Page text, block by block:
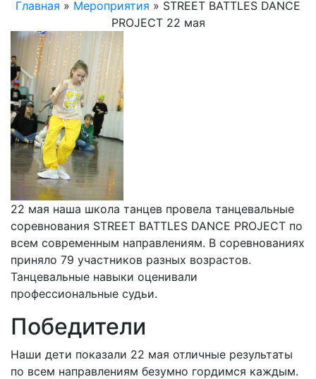
Главная » Мероприятия » STREET BATTLES DANCE
PROJECT 22 мая
22 мая наша школа танцев провела танцевальные
соревнования STREET BATTLES DANCE PROJECT по
всем современным направлениям. В соревнованиях
приняло 79 участников разных возрастов.
Танцевальные навыки оценивали
профессиональные судьи.
Победители
Наши дети показали 22 мая отличные результаты
по всем направлениям безумно гордимся каждым.